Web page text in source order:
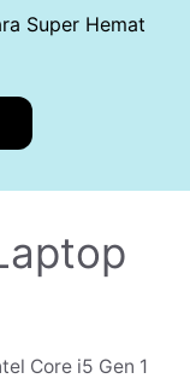
Super Hemat